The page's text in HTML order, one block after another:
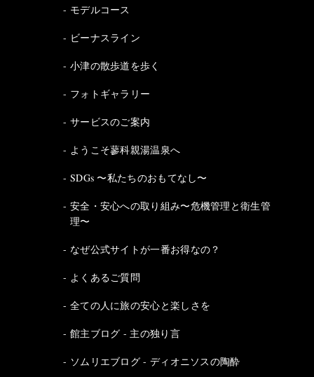
モデルコース
ビーナスライン
小津の散歩道を歩く
フォトギャラリー
サービスのご案内
ようこそ蓼科親湯温泉へ
SDGs 〜私たちのおもてなし〜
安全・安心への取り組み〜危機管理と衛生管
理〜
なぜ公式サイトが一番お得なの？
よくあるご質問
全ての人に旅の安心と楽しさを
館主ブログ - 主の独り言
ソムリエブログ - ディオニソスの陶酔